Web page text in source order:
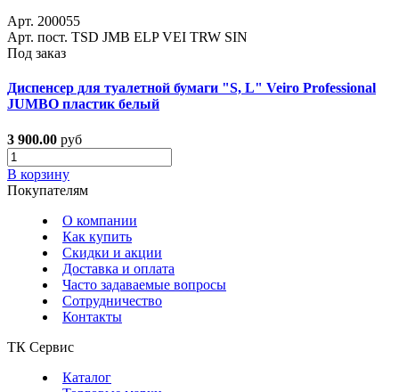
Арт. 200055
Арт. пост. TSD JMB ELP VEI TRW SIN
Под заказ
Диспенсер для туалетной бумаги "S, L" Veiro Professional
JUMBO пластик белый
3 900.00 руб
В корзину
Покупателям
О компании
Как купить
Скидки и акции
Доставка и оплата
Часто задаваемые вопросы
Сотрудничество
Контакты
ТК Сервис
Каталог